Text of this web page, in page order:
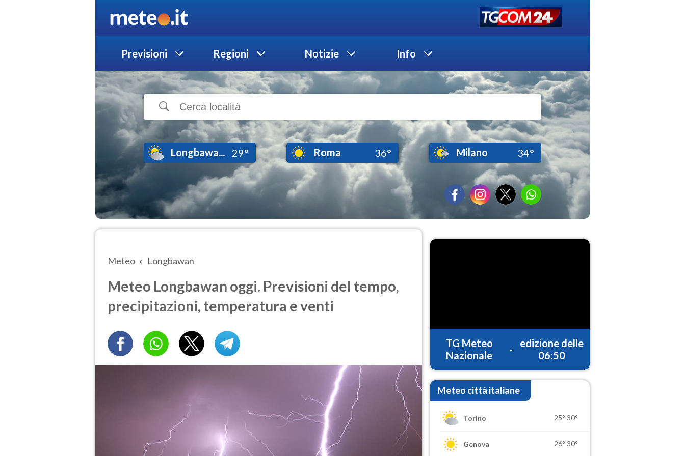
Previsioni Regioni Notizie Info
Longbawa... 29° Roma 36° Milano 34°
Meteo Longbawan
Meteo Longbawan oggi. Previsioni del tempo,
precipitazioni, temperatura e venti
TG Meteo
Nazionale
-
edizione delle
06:50
Meteo città italiane
Torino 25° 30°
Genova 26° 30°